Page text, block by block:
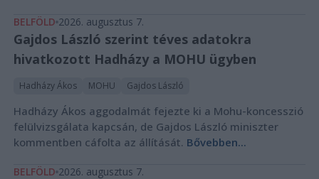
BELFÖLD 2026. augusztus 7.
Gajdos László szerint téves adatokra
hivatkozott Hadházy a MOHU ügyben
Hadházy Ákos MOHU Gajdos László
Hadházy Ákos aggodalmát fejezte ki a Mohu-koncesszió
felülvizsgálata kapcsán, de Gajdos László miniszter
kommentben cáfolta az állítását. Bővebben...
BELFÖLD 2026. augusztus 7.